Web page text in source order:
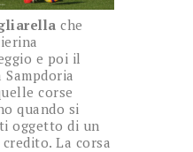
che
e poi il
corse
quando si
oggetto di un
La corsa